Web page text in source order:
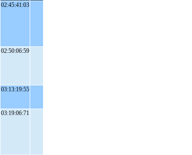
02:45:41:03
02:50:06:59
03:13:19:55
03:19:06:71